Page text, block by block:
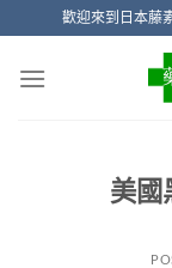
content
歡迎來到日本藤
美國